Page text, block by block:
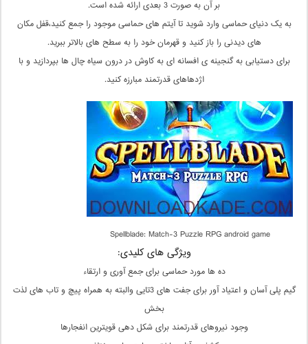
بر آن به صورت 3 بعدی ارائه شده است.
به یک دنیای حماسی وارد شوید تا آیتم های حماسی موجود را جمع کنید،قفل مکان
های دیدنی را باز کنید و قهرمان خود را به سطح های بالاتر ببرید.
برای دستیابی به گنجینه ی افسانه ای به کاوش در درون سیاه چال ها بپردازید و با
اژدهاهای قدرتمند مبارزه کنید.
Spellblade: Match-3 Puzzle RPG android game
ویژگی های کلیدی:
ده ها مورد حماسی برای جمع آوری و ارتقاء
گیم پلی آسان و اعتیاد آور برای جفت های 3تایی والبته به همراه پیچ و تاب های لذت
بخش
وجود نیروهای قدرتمند برای شکل دهی قویترین انفجارها